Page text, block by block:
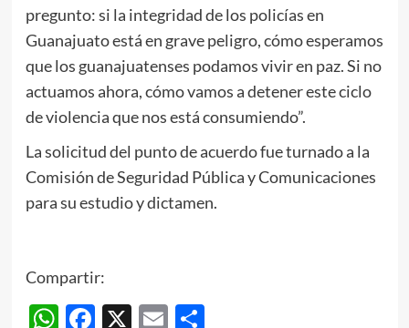
pregunto: si la integridad de los policías en
Guanajuato está en grave peligro, cómo esperamos
que los guanajuatenses podamos vivir en paz. Si no
actuamos ahora, cómo vamos a detener este ciclo
de violencia que nos está consumiendo”.
La solicitud del punto de acuerdo fue turnado a la
Comisión de Seguridad Pública y Comunicaciones
para su estudio y dictamen.
Compartir:
WhatsApp
Facebook
X EmailCompartir